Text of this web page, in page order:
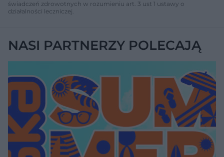
świadczeń zdrowotnych w rozumieniu art. 3 ust 1 ustawy o
działalności leczniczej.
NASI PARTNERZY POLECAJĄ